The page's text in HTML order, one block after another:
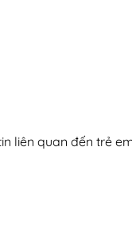
liên quan đến trẻ